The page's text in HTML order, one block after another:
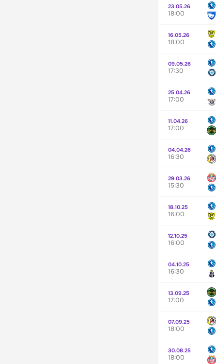
23.05.26
18:00
16.05.26
18:00
09.05.26
17:30
25.04.26
17:00
11.04.26
17:00
04.04.26
16:30
29.03.26
15:30
18.10.25
16:00
12.10.25
16:00
04.10.25
16:30
13.09.25
17:00
07.09.25
18:00
30.08.25
18:00